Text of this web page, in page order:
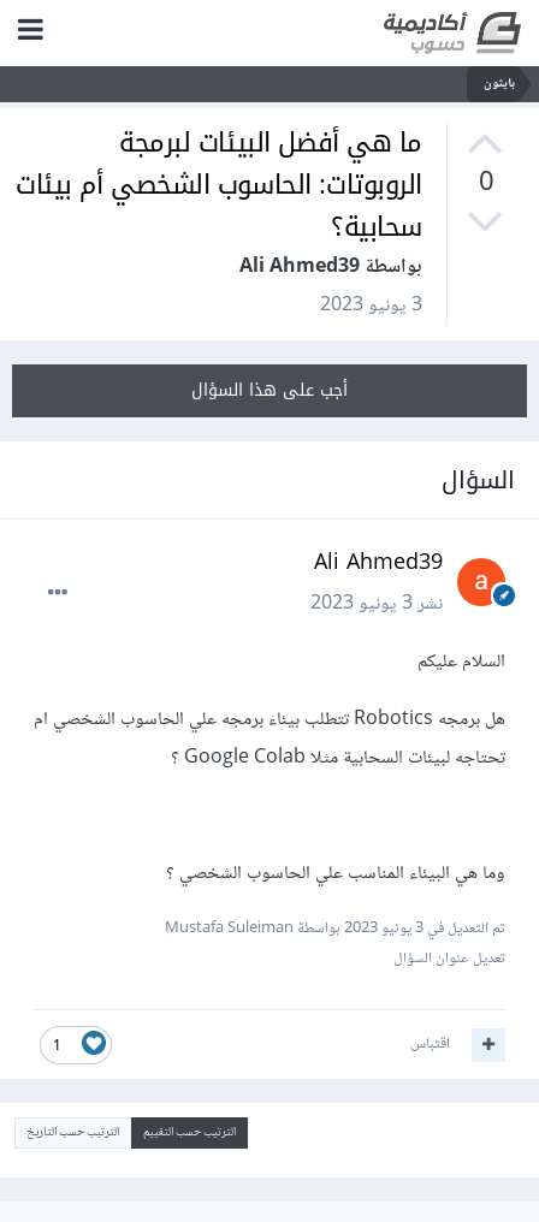
بايثون
0
ما هي أفضل البيئات لبرمجة
الروبوتات: الحاسوب الشخصي أم بيئات
سحابية؟
بواسطة Ali Ahmed39
3 يونيو 2023
أجب على هذا السؤال
السؤال
Ali Ahmed39
نشر3 يونيو 2023
السلام عليكم
هل برمجه Robotics تتطلب بيئاء برمجه علي الحاسوب الشخصي ام
تحتاجه لبيئات السحابية مثلا Google Colab ؟
وما هي البيئاء المناسب علي الحاسوب الشخصي ؟
تم التعديل في3 يونيو 2023
بواسطة Mustafa Suleiman
تعديل عنوان السؤال
1 اقتباس
الترتيب حسب التقييم الترتيب حسب التاريخ